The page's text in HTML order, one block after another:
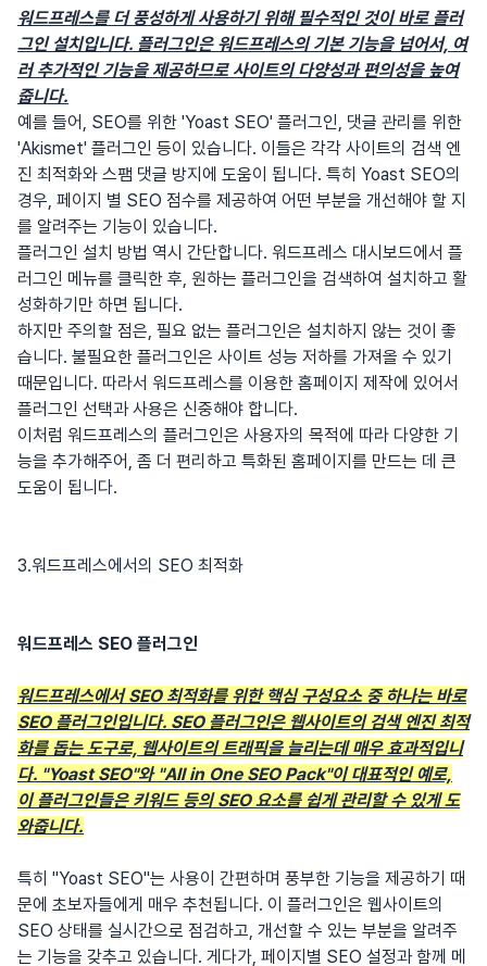
워드프레스를 더 풍성하게 사용하기 위해 필수적인 것이 바로 플러
그인 설치입니다. 플러그인은 워드프레스의 기본 기능을 넘어서, 여
러 추가적인 기능을 제공하므로 사이트의 다양성과 편의성을 높여
줍니다.
예를 들어, SEO를 위한 'Yoast SEO' 플러그인, 댓글 관리를 위한
'Akismet' 플러그인 등이 있습니다. 이들은 각각 사이트의 검색 엔
진 최적화와 스팸 댓글 방지에 도움이 됩니다. 특히 Yoast SEO의
경우, 페이지 별 SEO 점수를 제공하여 어떤 부분을 개선해야 할 지
를 알려주는 기능이 있습니다.
플러그인 설치 방법 역시 간단합니다. 워드프레스 대시보드에서 플
러그인 메뉴를 클릭한 후, 원하는 플러그인을 검색하여 설치하고 활
성화하기만 하면 됩니다.
하지만 주의할 점은, 필요 없는 플러그인은 설치하지 않는 것이 좋
습니다. 불필요한 플러그인은 사이트 성능 저하를 가져올 수 있기
때문입니다. 따라서 워드프레스를 이용한 홈페이지 제작에 있어서
플러그인 선택과 사용은 신중해야 합니다.
이처럼 워드프레스의 플러그인은 사용자의 목적에 따라 다양한 기
능을 추가해주어, 좀 더 편리하고 특화된 홈페이지를 만드는 데 큰
도움이 됩니다.
3.워드프레스에서의 SEO 최적화
워드프레스 SEO 플러그인
워드프레스에서 SEO 최적화를 위한 핵심 구성요소 중 하나는 바로
SEO 플러그인입니다. SEO 플러그인은 웹사이트의 검색 엔진 최적
화를 돕는 도구로, 웹사이트의 트래픽을 늘리는데 매우 효과적입니
다. "Yoast SEO"와 "All in One SEO Pack"이 대표적인 예로,
이 플러그인들은 키워드 등의 SEO 요소를 쉽게 관리할 수 있게 도
와줍니다.
특히 "Yoast SEO"는 사용이 간편하며 풍부한 기능을 제공하기 때
문에 초보자들에게 매우 추천됩니다. 이 플러그인은 웹사이트의
SEO 상태를 실시간으로 점검하고, 개선할 수 있는 부분을 알려주
는 기능을 갖추고 있습니다. 게다가, 페이지별 SEO 설정과 함께 메